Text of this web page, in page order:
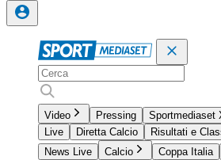
Video Pressing Sportmediaset
Live
Diretta Calcio
Risultati e
News Live
Calcio Coppa Italia